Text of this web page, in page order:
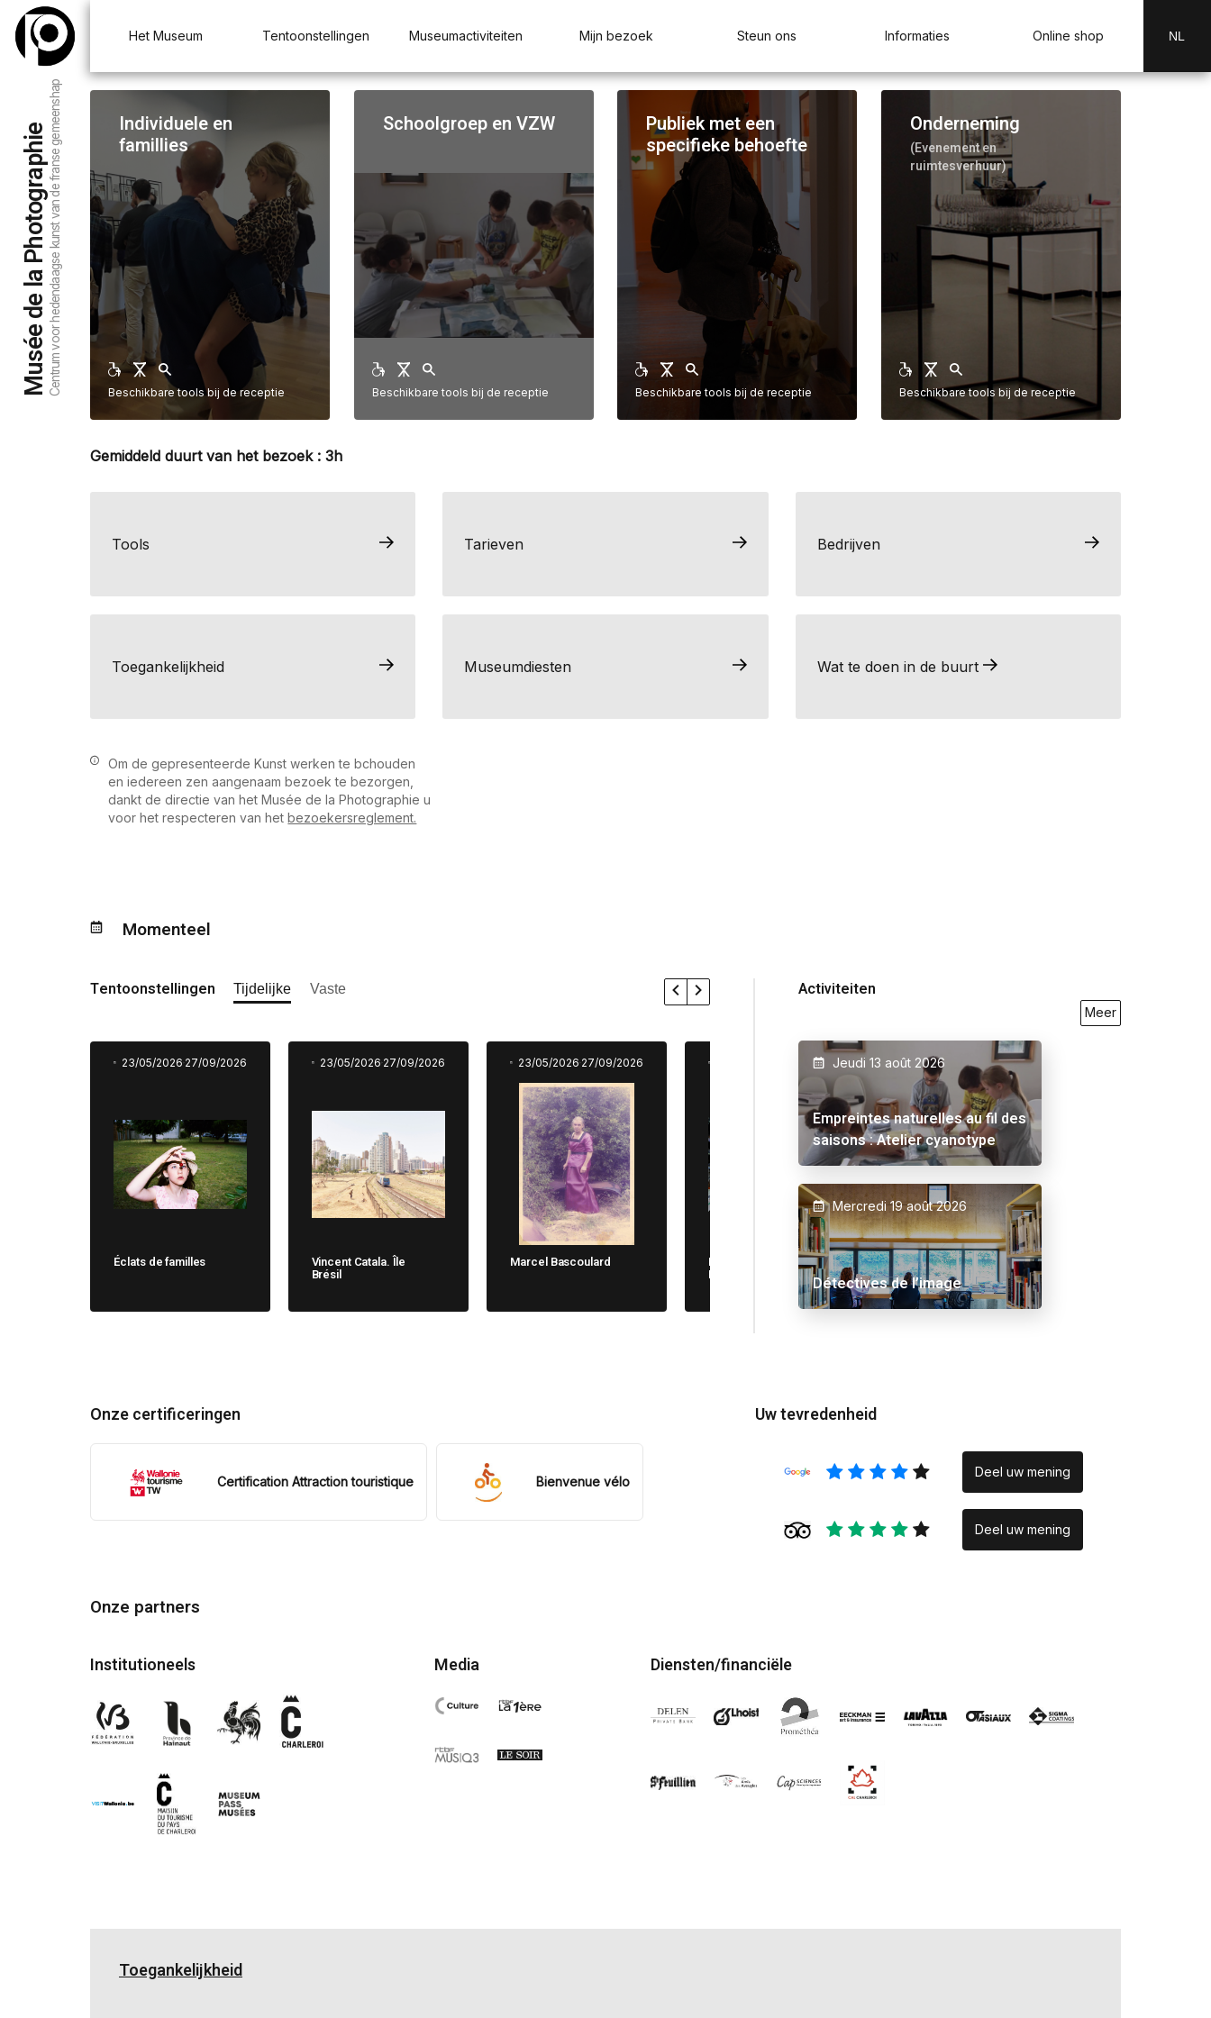
Musée de la PhotographieCentrum voor hedendaagse kunst van de franse gemeenshap
Het Museum Tentoonstellingen Museumactiviteiten Mijn bezoek Steun ons Informaties Online shop NL
Individuele en
famillies
Beschikbare tools bij de receptie
Schoolgroep en VZW
Beschikbare tools bij de receptie
Publiek met een
specifieke behoefte
Beschikbare tools bij de receptie
Onderneming
(Evenement en
ruimtesverhuur)
Beschikbare tools bij de receptie
Gemiddeld duurt van het bezoek : 3h
Tools Tarieven Bedrijven
Toegankelijkheid Museumdiesten Wat te doen in de buurt
Om de gepresenteerde Kunst werken te bchouden
en iedereen zen aangenaam bezoek te bezorgen,
dankt de directie van het Musée de la Photographie u
voor het respecteren van het bezoekersreglement.
Momenteel
Tentoonstellingen Tijdelijke Vaste
23/05/2026 27/09/2026
Éclats de familles
23/05/2026 27/09/2026
Vincent Catala. Île
Brésil
23/05/2026 27/09/2026
Marcel Bascoulard
27/09/2026
Michela Cane. Chi Ama
Non Dimentica
23/05/2026 27/09/2026
Alex Schuurbiers.
Placeholder
Activiteiten
Meer
Jeudi 13 août 2026
Empreintes naturelles au fil des
saisons : Atelier cyanotype
Mercredi 19 août 2026
Détectives de l’image
Onze certificeringen
Certification Attraction touristique Bienvenue vélo
Uw tevredenheid
Deel uw mening
Deel uw mening
Onze partners
Institutioneels Media Diensten/financiële
Toegankelijkheid